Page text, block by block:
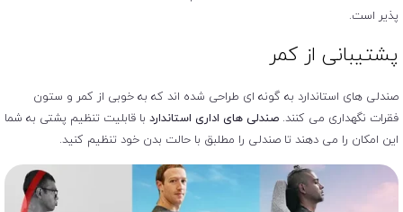
پذیر است.
پشتیبانی از کمر
صندلی های استاندارد به گونه ای طراحی شده اند که به خوبی از کمر و ستون
فقرات نگهداری می کنند. صندلی های اداری استاندارد با قابلیت تنظیم پشتی به شما
این امکان را می دهند تا صندلی را مطلبق با حالت بدن خود تنظیم کنید.